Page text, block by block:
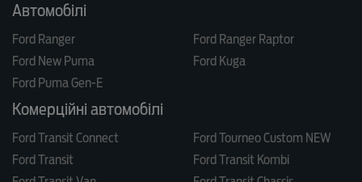
Автомобілі
Ford Ranger
Ford Ranger Raptor
Ford New Puma
Ford Kuga
Ford Puma Gen-E
Комерційні автомобілі
Ford Transit Connect
Ford Tourneo Custom NEW
Ford Transit
Ford Transit Kombi